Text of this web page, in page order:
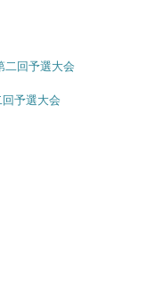
予選大会